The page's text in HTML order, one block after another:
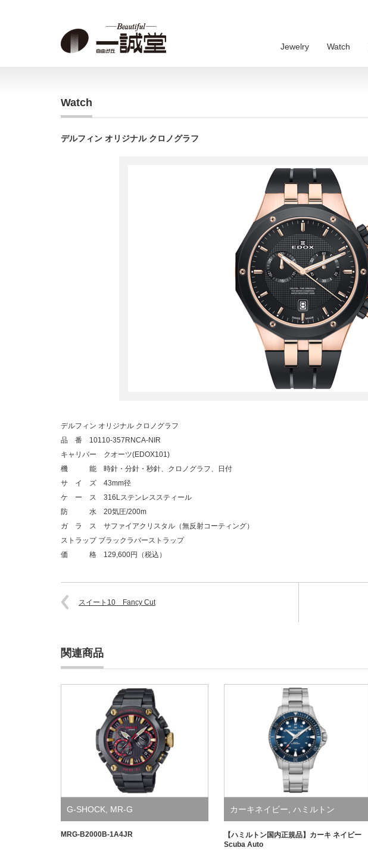
Jewelry Watch
Watch
デルフィン オリジナル クロノグラフ
デルフィン オリジナル クロノグラフ
品 番 10110-357RNCA-NIR
キャリバー クオーツ(EDOX101)
機 能 時針・分針・秒針、クロノグラフ、日付
サ イ ズ 43mm径
ケ ー ス 316Lステンレススティール
防 水 20気圧/200m
ガ ラ ス サファイアクリスタル（無反射コーティング）
ストラップ ブラックラバーストラップ
価 格 129,600円（税込）
スイート10 Fancy Cut
関連商品
G-SHOCK, MR-G
MRG-B2000B-1A4JR
カーキネイビー, ハミルトン
【ハミルトン国内正規品】カーキ ネイビー
Scuba Auto